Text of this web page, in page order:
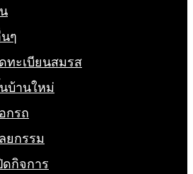
ๆ
ทะเบียนสมรส
บ้านใหม่
กรถ
ยกรรม
ดกิจการ